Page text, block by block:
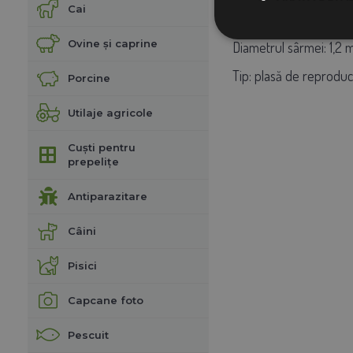
Cai
Ovine și caprine
Porcine
Utilaje agricole
Cuști pentru
prepelițe
Antiparazitare
Câini
Pisici
Capcane foto
Pescuit
Diametrul sârmei: 1,2
Tip: plasă de